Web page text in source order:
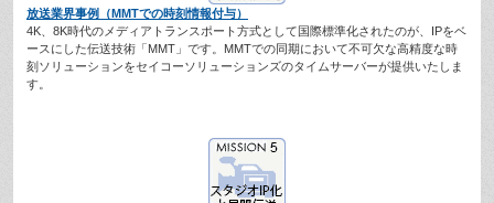
放送業界事例（MMTでの時刻情報付与）
4K、8K時代のメディアトランスポート方式として国際標準化されたのが、IPをベ
ースにした伝送技術「MMT」です。MMTでの同期において不可欠な高精度な時
刻ソリューションをセイコーソリューションズのタイムサーバーが提供いたしま
す。